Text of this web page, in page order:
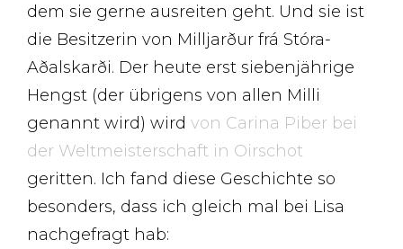
dem sie gerne ausreiten geht. Und sie ist
die Besitzerin von Milljarður frá Stóra-
Aðalskarði. Der heute erst siebenjährige
Hengst (der übrigens von allen Milli
genannt wird) wird von Carina Piber bei
der Weltmeisterschaft in Oirschot
geritten. Ich fand diese Geschichte so
besonders, dass ich gleich mal bei Lisa
nachgefragt hab: